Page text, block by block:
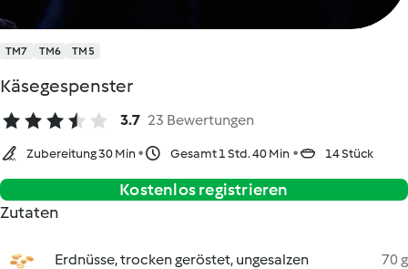
TM7 TM6 TM5
Käsegespenster
3.7 23 Bewertungen
Zubereitung 30 Min Gesamt 1 Std. 40 Min 14 Stück
Kostenlos registrieren
Zutaten
Erdnüsse, trocken geröstet, ungesalzen 70 g